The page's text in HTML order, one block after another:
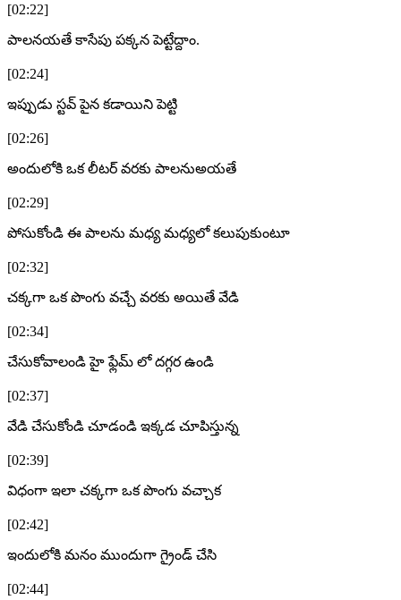
[02:22]
పాలనయతే కాసేపు పక్కన పెట్టేద్దాం.
[02:24]
ఇప్పుడు స్టవ్ పైన కడాయిని పెట్టి
[02:26]
అందులోకి ఒక లీటర్ వరకు పాలనుఅయతే
[02:29]
పోసుకోండి ఈ పాలను మధ్య మధ్యలో కలుపుకుంటూ
[02:32]
చక్కగా ఒక పొంగు వచ్చే వరకు అయితే వేడి
[02:34]
చేసుకోవాలండి హై ఫ్లేమ్ లో దగ్గర ఉండి
[02:37]
వేడి చేసుకోండి చూడండి ఇక్కడ చూపిస్తున్న
[02:39]
విధంగా ఇలా చక్కగా ఒక పొంగు వచ్చాక
[02:42]
ఇందులోకి మనం ముందుగా గ్రైండ్ చేసి
[02:44]